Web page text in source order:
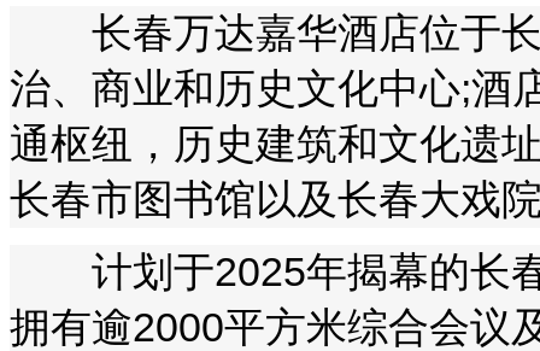
长春万达嘉华酒店位于长
治、商业和历史文化中心;酒
通枢纽，历史建筑和文化遗
长春市图书馆以及长春大戏
计划于2025年揭幕的长春
拥有逾2000平方米综合会议